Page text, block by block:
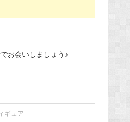
お会いしましょう♪
ギュア